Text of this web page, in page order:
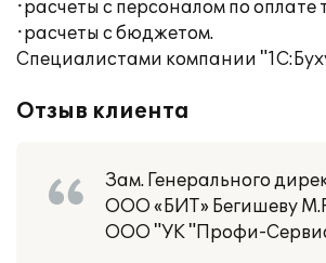
·расчеты с персоналом по оплате
·расчеты с бюджетом.
Специалистами компании
Отзыв клиента
Зам. Генерального
ООО «БИТ» Бегишеву
ООО "УК "Профи-